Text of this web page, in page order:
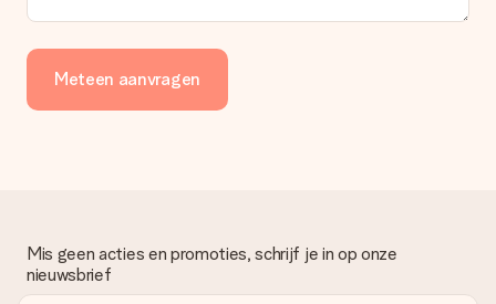
Meteen aanvragen
Mis geen acties en promoties, schrijf je in op onze
nieuwsbrief